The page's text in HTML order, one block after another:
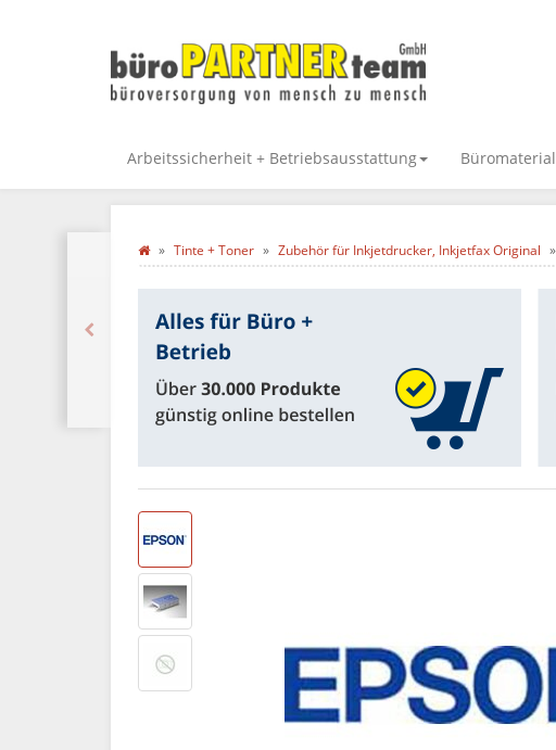
Arbeitssicherheit + Betriebsausstattung Büromaterial
Tinte + Toner Zubehör für Inkjetdrucker, Inkjetfax Original